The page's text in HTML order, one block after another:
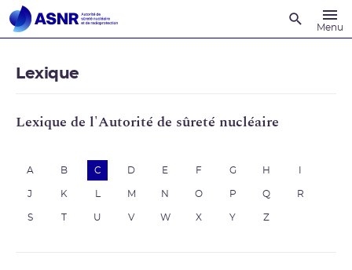
Menu
Lexique
Lexique de l'Autorité de sûreté nucléaire
A B C D E F G H
J K M N O P Q R
S U V W X Y Z